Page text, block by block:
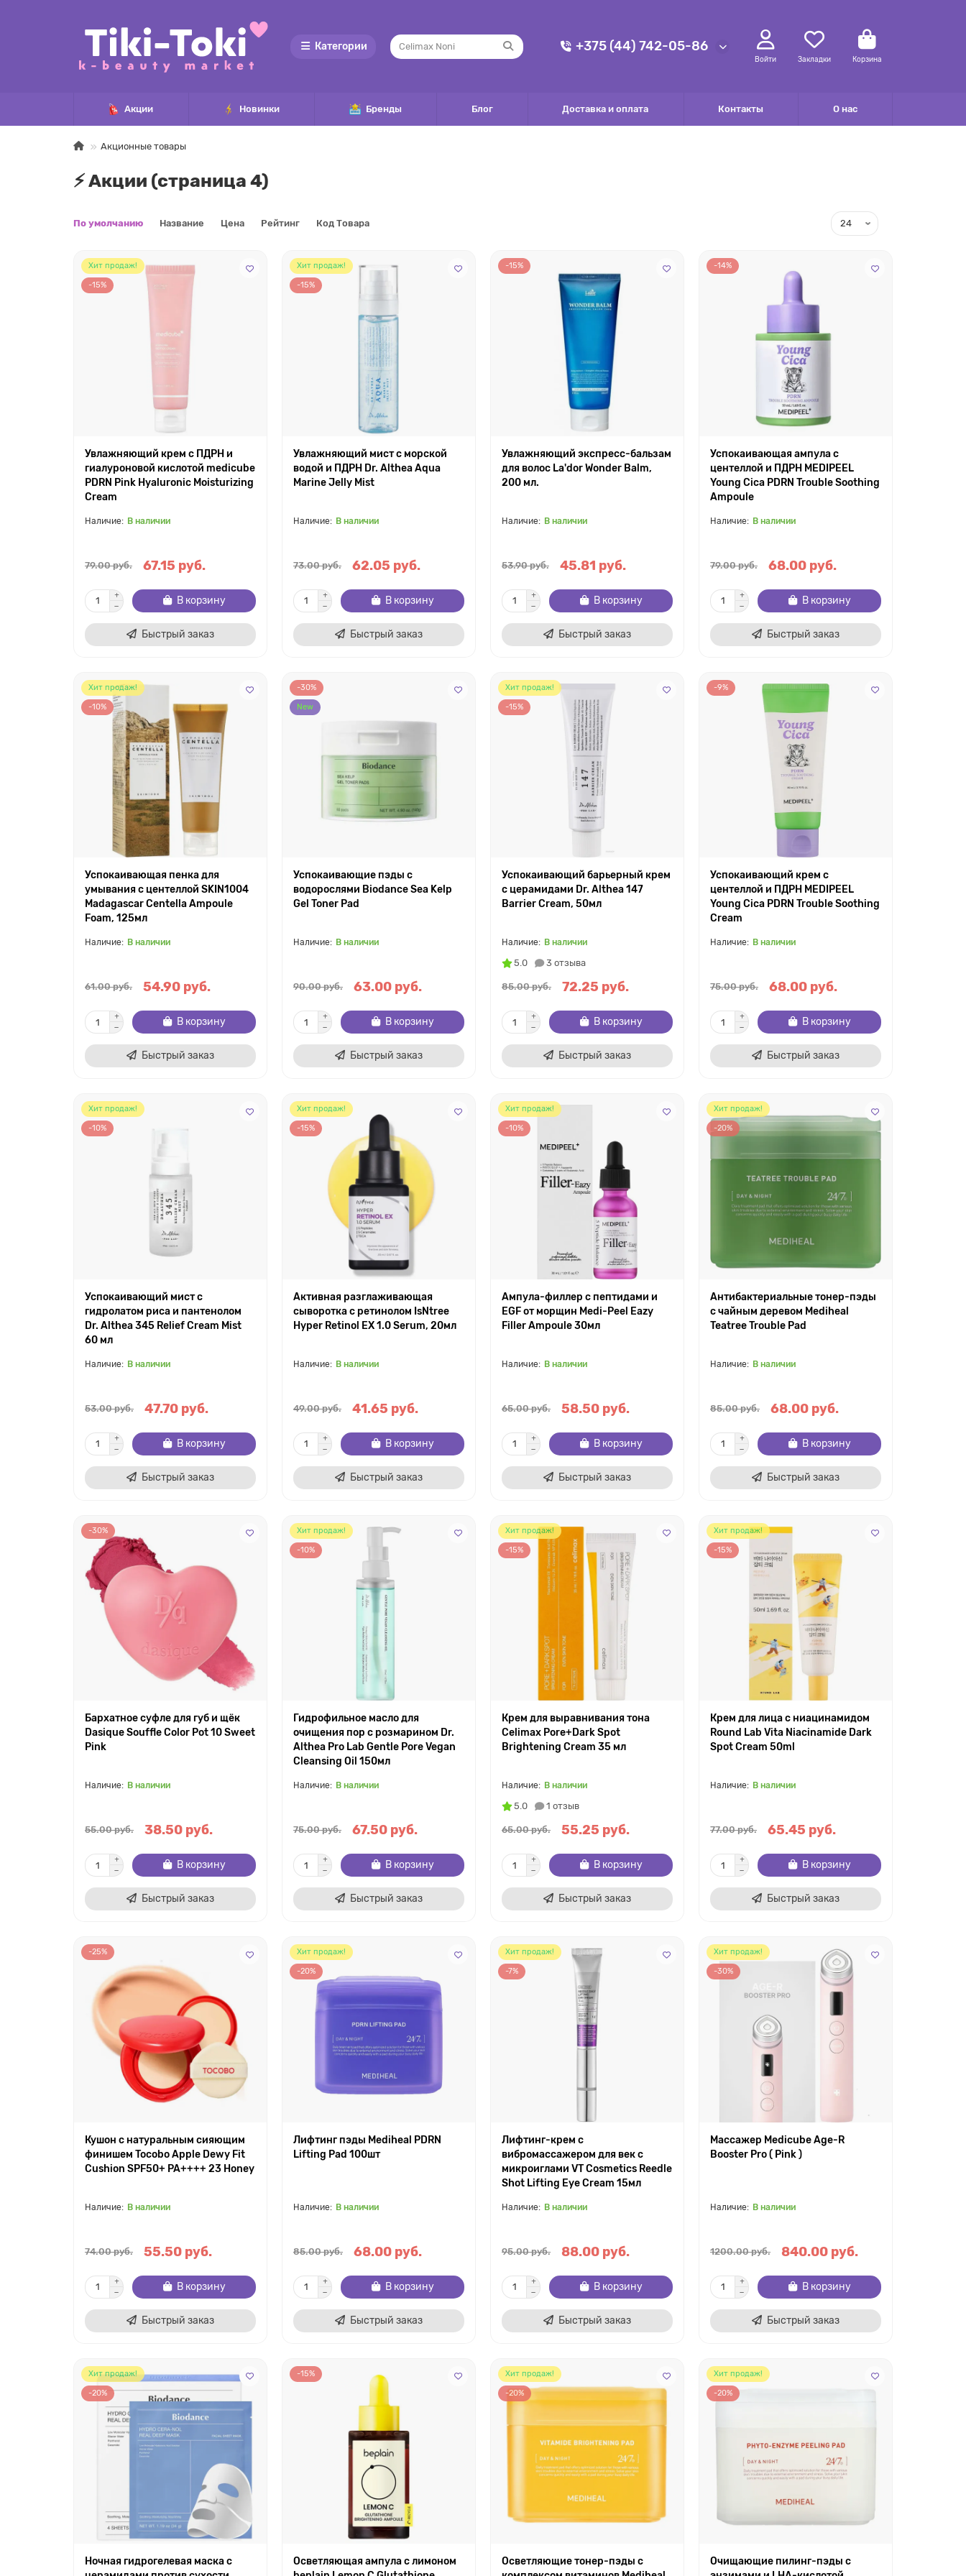
Категории +375 (44) 742-05-86
Войти Закладки Корзина
Акции Новинки Бренды Блог Доставка и оплата Контакты О нас
Акционные товары
⚡️ Акции (страница 4)
По умолчанию Название Цена Рейтинг Код Товара
Хит продаж!
-15%
Увлажняющий крем с ПДРН и
гиалуроновой кислотой medicube
PDRN Pink Hyaluronic Moisturizing
Cream
В наличии
79.00 руб. 67.15 руб.
В корзину
Быстрый заказ
Хит продаж!
-15%
Увлажняющий мист с морской
водой и ПДРН Dr. Althea Aqua
Marine Jelly Mist
В наличии
73.00 руб. 62.05 руб.
В корзину
Быстрый заказ
-15%
Увлажняющий экспресс-бальзам
для волос La'dor Wonder Balm,
200 мл.
В наличии
53.90 руб. 45.81 руб.
В корзину
Быстрый заказ
-14%
Успокаивающая ампула с
центеллой и ПДРН MEDIPEEL
Young Cica PDRN Trouble Soothing
Ampoule
В наличии
79.00 руб. 68.00 руб.
В корзину
Быстрый заказ
Хит продаж!
-10%
Успокаивающая пенка для
умывания с центеллой SKIN1004
Madagascar Centella Ampoule
Foam, 125мл
В наличии
61.00 руб. 54.90 руб.
В корзину
Быстрый заказ
-30%
New
Успокаивающие пэды с
водорослями Biodance Sea Kelp
Gel Toner Pad
В наличии
90.00 руб. 63.00 руб.
В корзину
Быстрый заказ
Хит продаж!
-15%
Успокаивающий барьерный крем
с церамидами Dr. Althea 147
Barrier Cream, 50мл
В наличии
5.0 3 отзыва
85.00 руб. 72.25 руб.
В корзину
Быстрый заказ
-9%
Успокаивающий крем с
центеллой и ПДРН MEDIPEEL
Young Cica PDRN Trouble Soothing
Cream
В наличии
75.00 руб. 68.00 руб.
В корзину
Быстрый заказ
Хит продаж!
-10%
Успокаивающий мист с
гидролатом риса и пантенолом
Dr. Althea 345 Relief Cream Mist
60 мл
В наличии
53.00 руб. 47.70 руб.
В корзину
Быстрый заказ
Хит продаж!
-15%
Активная разглаживающая
сыворотка с ретинолом IsNtree
Hyper Retinol EX 1.0 Serum, 20мл
В наличии
49.00 руб. 41.65 руб.
В корзину
Быстрый заказ
Хит продаж!
-10%
Ампула-филлер с пептидами и
EGF от морщин Medi-Peel Eazy
Filler Ampoule 30мл
В наличии
65.00 руб. 58.50 руб.
В корзину
Быстрый заказ
Хит продаж!
-20%
Антибактериальные тонер-пэды
с чайным деревом Mediheal
Teatree Trouble Pad
В наличии
85.00 руб. 68.00 руб.
В корзину
Быстрый заказ
-30%
Бархатное суфле для губ и щёк
Dasique Souffle Color Pot 10 Sweet
Pink
В наличии
55.00 руб. 38.50 руб.
В корзину
Быстрый заказ
Хит продаж!
-10%
Гидрофильное масло для
очищения пор с розмарином Dr.
Althea Pro Lab Gentle Pore Vegan
Cleansing Oil 150мл
В наличии
75.00 руб. 67.50 руб.
В корзину
Быстрый заказ
Хит продаж!
-15%
Крем для выравнивания тона
Celimax Pore+Dark Spot
Brightening Cream 35 мл
В наличии
5.0 1 отзыв
65.00 руб. 55.25 руб.
В корзину
Быстрый заказ
Хит продаж!
-15%
Крем для лица с ниацинамидом
Round Lab Vita Niacinamide Dark
Spot Cream 50ml
В наличии
77.00 руб. 65.45 руб.
В корзину
Быстрый заказ
-25%
Кушон с натуральным сияющим
финишем Tocobo Apple Dewy Fit
Cushion SPF50+ PA++++ 23 Honey
В наличии
74.00 руб. 55.50 руб.
В корзину
Быстрый заказ
Хит продаж!
-20%
Лифтинг пэды Mediheal PDRN
Lifting Pad 100шт
В наличии
85.00 руб. 68.00 руб.
В корзину
Быстрый заказ
Хит продаж!
-7%
Лифтинг-крем с
вибромассажером для век с
микроиглами VT Cosmetics Reedle
Shot Lifting Eye Cream 15мл
В наличии
95.00 руб. 88.00 руб.
В корзину
Быстрый заказ
Хит продаж!
-30%
Массажер Medicube Age-R
Booster Pro ( Pink )
В наличии
1200.00 руб. 840.00 руб.
В корзину
Быстрый заказ
Хит продаж!
-20%
Ночная гидрогелевая маска с
-15%
Осветляющая ампула с лимоном
Хит продаж!
-20%
Осветляющие тонер-пэды с
Хит продаж!
-20%
Очищающие пилинг-пэды с